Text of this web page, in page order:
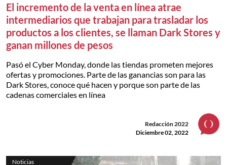
El incremento de la venta en línea atrae
intermediarios que trabajan para trasladar los
productos a los clientes, se llaman Dark Stores y
ganan millones de pesos
Pasó el Cyber Monday, donde las tiendas prometen mejores
ofertas y promociones. Parte de las ganancias son para las
Dark Stores, conoce qué hacen y porque son parte de las
cadenas comerciales en línea
Redacción 2022
Diciembre 02, 2022
Noticias